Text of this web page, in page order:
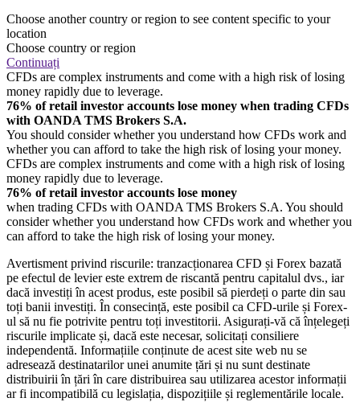
Choose another country or region to see content specific to your
location
Choose country or region
Continuați
CFDs are complex instruments and come with a high risk of losing
money rapidly due to leverage.
76% of retail investor accounts lose money when trading CFDs
with OANDA TMS Brokers S.A.
You should consider whether you understand how CFDs work and
whether you can afford to take the high risk of losing your money.
CFDs are complex instruments and come with a high risk of losing
money rapidly due to leverage.
76% of retail investor accounts lose money
when trading CFDs with OANDA TMS Brokers S.A. You should
consider whether you understand how CFDs work and whether you
can afford to take the high risk of losing your money.
Avertisment privind riscurile: tranzacționarea CFD și Forex bazată
pe efectul de levier este extrem de riscantă pentru capitalul dvs., iar
dacă investiți în acest produs, este posibil să pierdeți o parte din sau
toți banii investiți. În consecință, este posibil ca CFD-urile și Forex-
ul să nu fie potrivite pentru toți investitorii. Asigurați-vă că înțelegeți
riscurile implicate și, dacă este necesar, solicitați consiliere
independentă. Informațiile conținute de acest site web nu se
adresează destinatarilor unei anumite țări și nu sunt destinate
distribuirii în țări în care distribuirea sau utilizarea acestor informații
ar fi incompatibilă cu legislația, dispozițiile și reglementările locale.